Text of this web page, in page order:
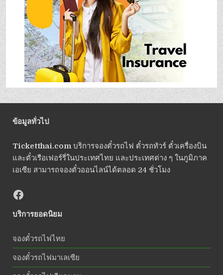
ข้อมูลทั่วไป
Ticketthai.comบริการจองตั๋วรถไฟ ตั๋วรถทัวร์ ตั๋วเครื่องบิน
และตั๋วเรือเฟอร์รี่ในประเทศไทย และประเทศต่าง ๆ ในภูมิภาค
เอเซีย สามารถจองตั๋วออนไลน์ได้ตลอด 24 ชั่วโมง
บริการยอดนิยม
จองตั๋วรถไฟไทย
จองตั๋วรถไฟมาเลเซีย